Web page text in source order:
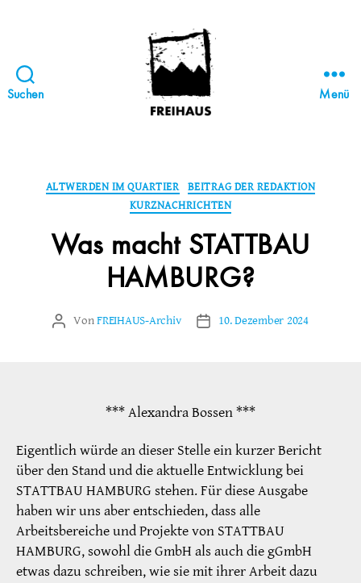
Suchen
STATTBAU
HAMBURG
Menü
Kategorien
ALTWERDEN IM QUARTIER
BEITRAG DER REDAKTION
KURZNACHRICHTEN
Was macht STATTBAU
HAMBURG?
Beitragsautor
VonFREIHAUS-Archiv Veröffentlichungsdatum
10. Dezember 2024
*** Alexandra Bossen ***
Eigentlich würde an dieser Stelle ein kurzer Bericht
über den Stand und die aktuelle Entwicklung bei
STATTBAU HAMBURG stehen. Für diese Ausgabe
haben wir uns aber entschieden, dass alle
Arbeitsbereiche und Projekte von STATTBAU
HAMBURG, sowohl die GmbH als auch die gGmbH
etwas dazu schreiben, wie sie mit ihrer Arbeit dazu